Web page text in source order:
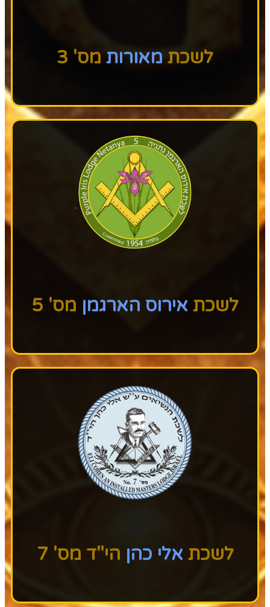
לשכת מאורות מס' 3
לשכת אירוס הארגמן מס' 5
לשכת אלי כהן הי"ד מס' 7